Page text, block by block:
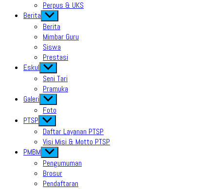
Perpus & UKS
Berita Show
sub
menu
Berita
Mimbar Guru
Siswa
Prestasi
Eskul Show
sub
menu
Seni Tari
Pramuka
Galeri Show
sub
menu
Foto
PTSP Show
sub
menu
Daftar Layanan PTSP
Visi Misi & Motto PTSP
PMBM Show
sub
menu
Pengumuman
Brosur
Pendaftaran